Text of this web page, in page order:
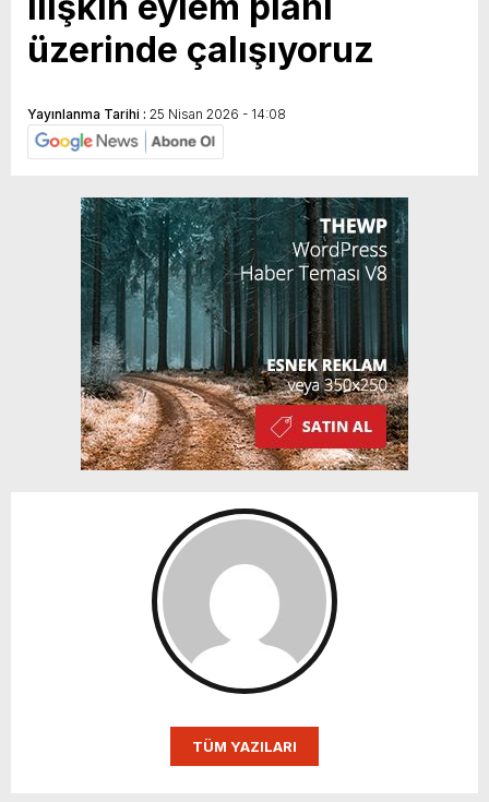
üzerinde çalışıyoruz
Yayınlanma Tarihi : 25 Nisan 2026 - 14:08
TÜM YAZILARI